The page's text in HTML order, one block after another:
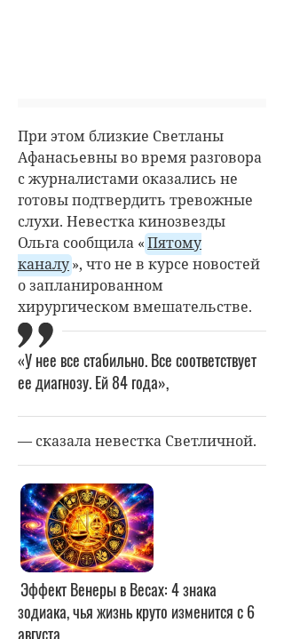
При этом близкие Светланы
Афанасьевны во время разговора
с журналистами оказались не
готовы подтвердить тревожные
слухи. Невестка кинозвезды
Ольга сообщила «Пятому
каналу», что не в курсе новостей
о запланированном
хирургическом вмешательстве.
«У нее все стабильно. Все соответствует
ее диагнозу. Ей 84 года»,
— сказала невестка Светличной.